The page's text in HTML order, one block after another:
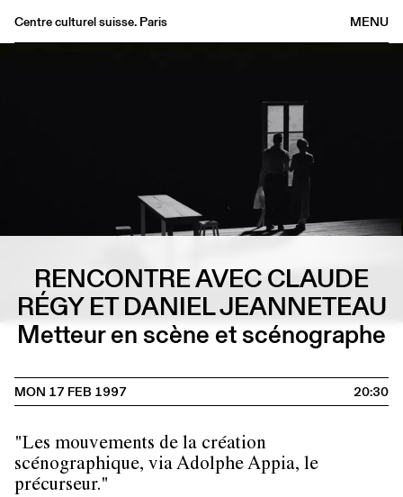
MENU
Centre culturel suisse. Paris
RENCONTRE AVEC CLAUDE
RÉGY ET DANIEL JEANNETEAU
Metteur en scène et scénographe
MON 17 FEB 1997 20:30
"Les mouvements de la création
scénographique, via Adolphe Appia, le
précurseur​."